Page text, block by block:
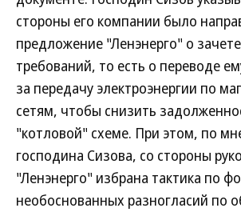
стороны его компании было
предложение "Ленэнерго" о
требований, то есть о переводе
за передачу электроэнергии по
сетям, чтобы снизить
"котловой" схеме. При этом, по
господина Сизова, со стороны
"Ленэнерго" избрана тактика по
необоснованных разногласий по